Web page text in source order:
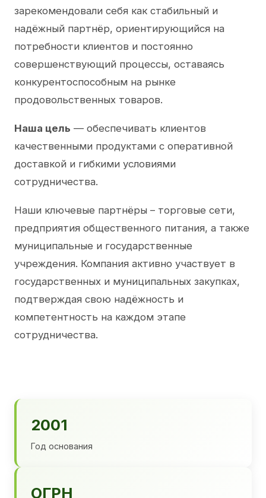
зарекомендовали себя как стабильный и
надёжный партнёр, ориентирующийся на
потребности клиентов и постоянно
совершенствующий процессы, оставаясь
конкурентоспособным на рынке
продовольственных товаров.
Наша цель — обеспечивать клиентов
качественными продуктами с оперативной
доставкой и гибкими условиями
сотрудничества.
Наши ключевые партнёры – торговые сети,
предприятия общественного питания, а также
муниципальные и государственные
учреждения. Компания активно участвует в
государственных и муниципальных закупках,
подтверждая свою надёжность и
компетентность на каждом этапе
сотрудничества.
2001
Год основания
ОГРН